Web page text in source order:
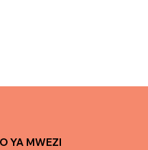
YA MWEZI